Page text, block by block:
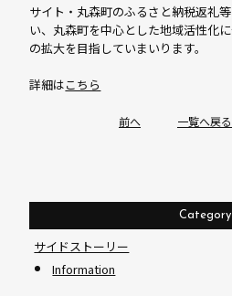
サイト・丸森町のふるさと納税返礼
い、丸森町を中心とした地域活性化
の拡大を目指していまいります。
詳細はこちら
前へ︎ 一覧へ戻る
Category
サイドストーリー
Information